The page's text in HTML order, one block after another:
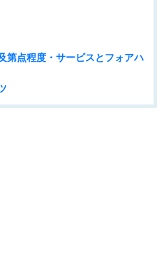
第点程度・サービスとフォアハ